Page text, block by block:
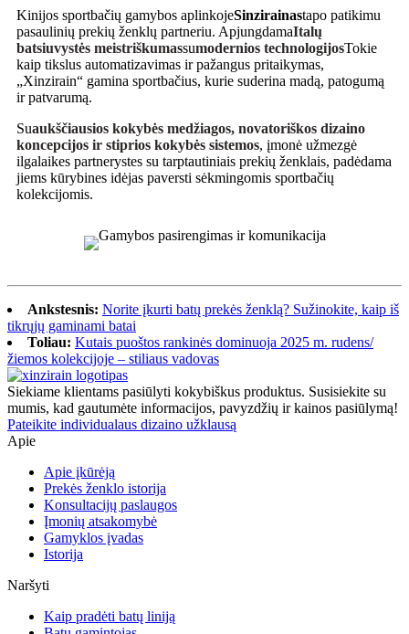
Kinijos sportbačių gamybos aplinkojeSinzirainastapo patikimu
pasaulinių prekių ženklų partneriu. ApjungdamaItalų
batsiuvystės meistriškumassumodernios technologijosTokie
kaip tikslus automatizavimas ir pažangus pritaikymas,
„Xinzirain“ gamina sportbačius, kurie suderina madą, patogumą
ir patvarumą.
Suaukščiausios kokybės medžiagos, novatoriškos dizaino
koncepcijos ir stiprios kokybės sistemos, įmonė užmezgė
ilgalaikes partnerystes su tarptautiniais prekių ženklais, padėdama
jiems kūrybines idėjas paversti sėkmingomis sportbačių
kolekcijomis.
Ankstesnis: Norite įkurti batų prekės ženklą? Sužinokite, kaip iš
tikrųjų gaminami batai
Toliau: Kutais puoštos rankinės dominuoja 2025 m. rudens/
žiemos kolekcijoje – stiliaus vadovas
Siekiame klientams pasiūlyti kokybiškus produktus. Susisiekite su
mumis, kad gautumėte informacijos, pavyzdžių ir kainos pasiūlymą!
Pateikite individualaus dizaino užklausą
Apie
Apie įkūrėją
Prekės ženklo istorija
Konsultacijų paslaugos
Įmonių atsakomybė
Gamyklos įvadas
Istorija
Naršyti
Kaip pradėti batų liniją